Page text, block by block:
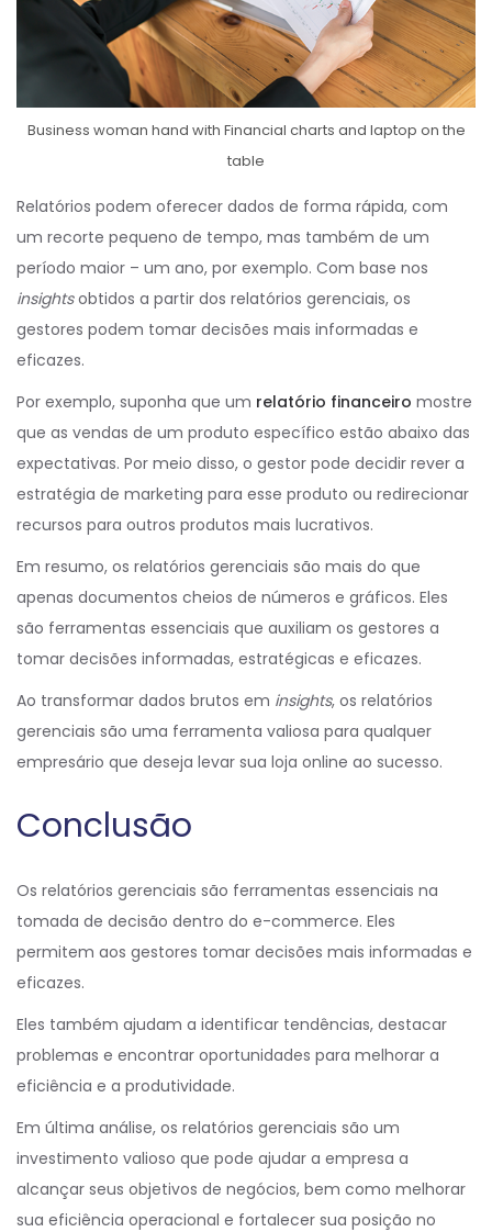
Business woman hand with Financial charts and laptop on the
table
Relatórios podem oferecer dados de forma rápida, com
um recorte pequeno de tempo, mas também de um
período maior – um ano, por exemplo. Com base nos
insightsobtidos a partir dos relatórios gerenciais, os
gestores podem tomar decisões mais informadas e
eficazes.
Por exemplo, suponha que um relatório financeiro mostre
que as vendas de um produto específico estão abaixo das
expectativas. Por meio disso, o gestor pode decidir rever a
estratégia de marketing para esse produto ou redirecionar
recursos para outros produtos mais lucrativos.
Em resumo, os relatórios gerenciais são mais do que
apenas documentos cheios de números e gráficos. Eles
são ferramentas essenciais que auxiliam os gestores a
tomar decisões informadas, estratégicas e eficazes.
Ao transformar dados brutos em insights, os relatórios
gerenciais são uma ferramenta valiosa para qualquer
empresário que deseja levar sua loja online ao sucesso.
Conclusão
Os relatórios gerenciais são ferramentas essenciais na
tomada de decisão dentro do e-commerce. Eles
permitem aos gestores tomar decisões mais informadas e
eficazes.
Eles também ajudam a identificar tendências, destacar
problemas e encontrar oportunidades para melhorar a
eficiência e a produtividade.
Em última análise, os relatórios gerenciais são um
investimento valioso que pode ajudar a empresa a
alcançar seus objetivos de negócios, bem como melhorar
sua eficiência operacional e fortalecer sua posição no